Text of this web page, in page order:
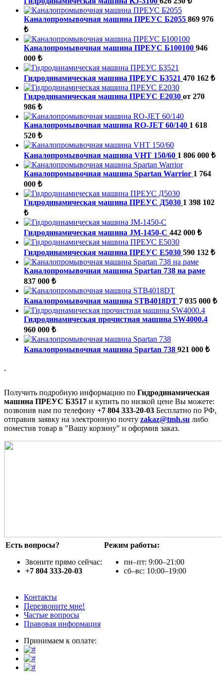
Каналопромывочная машина ПРЕУС Б2055 869 976
₺
Каналопромывочная машина ПРЕУС Б100100 946
000 ₺
Гидродинамическая машина ПРЕУС Б3521 470 162 ₺
Гидродинамическая машина ПРЕУС Е2030 от 270
986 ₺
Каналопромывочная машина RO-JET 60/140 1 618
520 ₺
Каналопромывочная машина VHT 150/60 1 806 000 ₺
Каналопромывочная машина Spartan Warrior 1 764
000 ₺
Гидродинамическая машина ПРЕУС Д5030 1 398 102
₺
Гидродинамическая машина JM-1450-C 442 000 ₺
Гидродинамическая машина ПРЕУС Е5030 590 132 ₺
Каналопромывочная машина Spartan 738 на раме
837 000 ₺
Каналопромывочная машина STB4018DT 7 035 000 ₺
Гидродинамическая прочистная машина SW4000.4
960 000 ₺
Каналопромывочная машина Spartan 738 921 000 ₺
Получить подробную информацию по Гидродинамическая
машина ПРЕУС Б3517 и купить по низкой цене Вы можете:
позвонив нам по телефону +7 804 333-20-03 Бесплатно по РФ,
отправив заявку на электронную почту zakaz@tmh.su либо
поместив товар в "Вашу корзину" и оформив заказ.
Есть вопросы?
Звоните прямо сейчас:
+7 804 333-20-03
Режим работы:
пн–пт: 9:00–21:00
сб–вс: 10:00–19:00
Контакты
Перезвоните мне!
Частые вопросы
Правовая информация
Принимаем к оплате: